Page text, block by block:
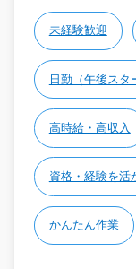
未経験歓迎
日勤（午後スタ
高時給・高収入
資格・経験を活
かんたん作業